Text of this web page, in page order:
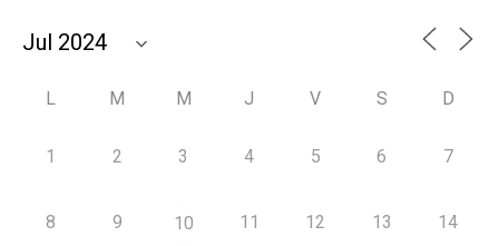
L M M J V S D
1 2 3 4 5 6 7
8 9 10 11 12 13 14